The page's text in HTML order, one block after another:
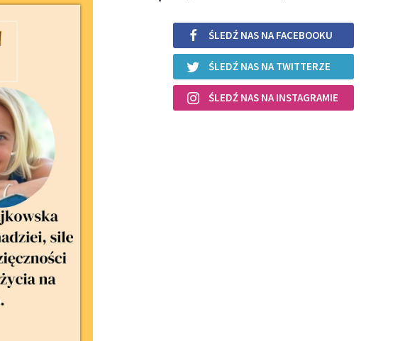
ŚLEDŹ NAS NA FACEBOOKU
ŚLEDŹ NAS NA TWITTERZE
ŚLEDŹ NAS NA INSTAGRAMIE